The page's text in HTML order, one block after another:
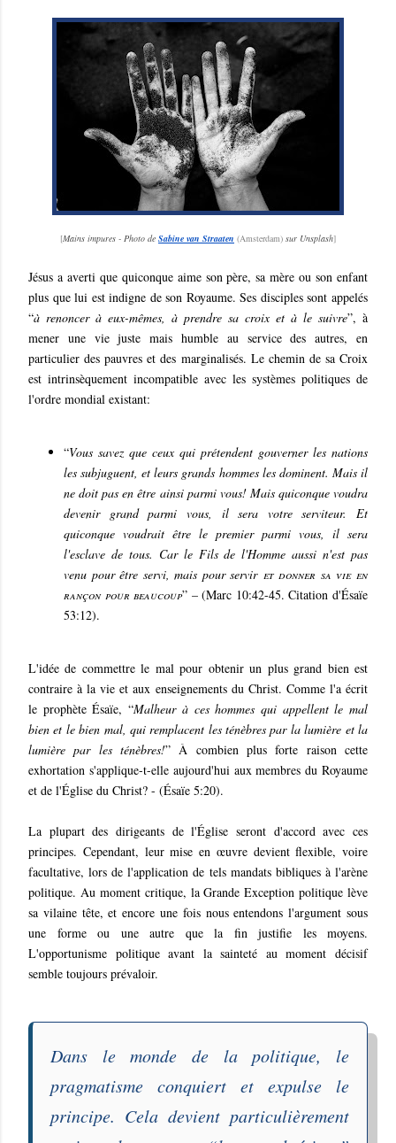
[Mains impures - Photo de Sabine van Straaten (Amsterdam) sur Unsplash]
Jésus a averti que quiconque aime son père, sa mère ou son enfant
plus que lui est indigne de son Royaume. Ses disciples sont appelés
“à renoncer à eux-mêmes, à prendre sa croix et à le suivre”, à
mener une vie juste mais humble au service des autres, en
particulier des pauvres et des marginalisés. Le chemin de sa Croix
est intrinsèquement incompatible avec les systèmes politiques de
l'ordre mondial existant:
“Vous savez que ceux qui prétendent gouverner les nations
les subjuguent, et leurs grands hommes les dominent. Mais il
ne doit pas en être ainsi parmi vous! Mais quiconque voudra
devenir grand parmi vous, il sera votre serviteur. Et
quiconque voudrait être le premier parmi vous, il sera
l'esclave de tous. Car le Fils de l'Homme aussi n'est pas
venu pour être servi, mais pour servir et donner sa vie en
rançon pour beaucoup” – (Marc 10:42-45. Citation d'Ésaïe
53:12).
L'idée de commettre le mal pour obtenir un plus grand bien est
contraire à la vie et aux enseignements du Christ. Comme l'a écrit
le prophète Ésaïe, “Malheur à ces hommes qui appellent le mal
bien et le bien mal, qui remplacent les ténèbres par la lumière et la
lumière par les ténèbres!” À combien plus forte raison cette
exhortation s'applique-t-elle aujourd'hui aux membres du Royaume
et de l'Église du Christ? - (Ésaïe 5:20).
La plupart des dirigeants de l'Église seront d'accord avec ces
principes. Cependant, leur mise en œuvre devient flexible, voire
facultative, lors de l'application de tels mandats bibliques à l'arène
politique. Au moment critique, la Grande Exception politique lève
sa vilaine tête, et encore une fois nous entendons l'argument sous
une forme ou une autre que la fin justifie les moyens.
L'opportunisme politique avant la sainteté au moment décisif
semble toujours prévaloir.
Dans le monde de la politique, le
pragmatisme conquiert et expulse le
principe. Cela devient particulièrement